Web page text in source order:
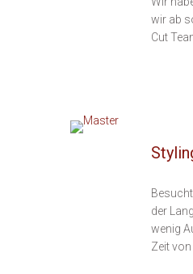
wir ab
Cut
der
wenig
Zeit